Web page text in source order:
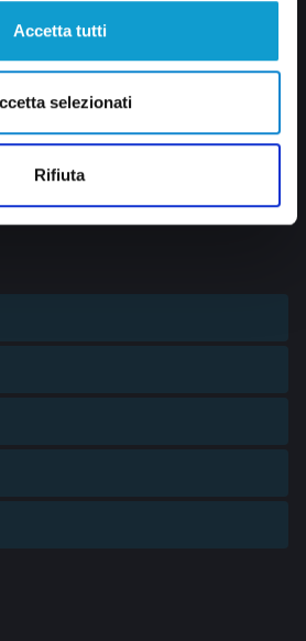
Accetta tutti
selezionati
Rifiuta